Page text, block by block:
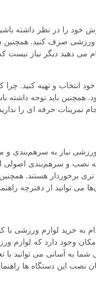
خود را در نظر داشته
ورزشی صرف کنید.
می دهید دیگر نیاز
انتخاب و تهیه کنید.
همچنین باید توجه
تمرینات حرفه ای را
نیاز به سرهم‌بندی و
به نصب و سرهم‌بندی
تری برخوردار هستند.
می توانید از دفترچه
به خرید لوازم ورزشی با
امکان وجود دارد که
شما به آسانی می توانید با
این دستگاه ها